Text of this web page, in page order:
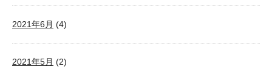
2021年6月 (4)
2021年5月 (2)